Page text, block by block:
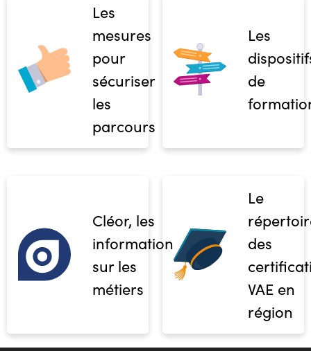
Les
mesures
pour
sécuriser
les
parcours
Les
de
Cléor, les
informations
sur les
métiers
Le
des
VAE en
région